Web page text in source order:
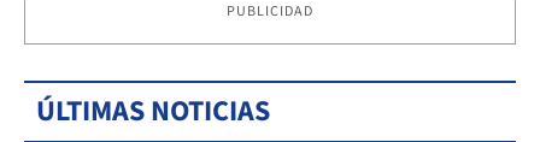
PUBLICIDAD
ÚLTIMAS NOTICIAS